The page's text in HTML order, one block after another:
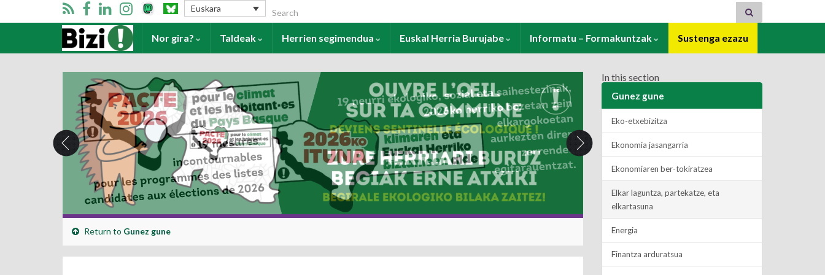
Euskara Search for:
Harrera Nor gira? Taldeak Herrien segimendua Euskal Herria Burujabe Informatu – Formakuntzak Sustenga ezazu
Return to Gunez gune
In this section
Gunez gune
Eko-etxebizitza
Ekonomia jasangarria
Ekonomiaren ber-tokiratzea
Elkar laguntza, partekatze, eta
elkartasuna
Energia
Finantza arduratsua